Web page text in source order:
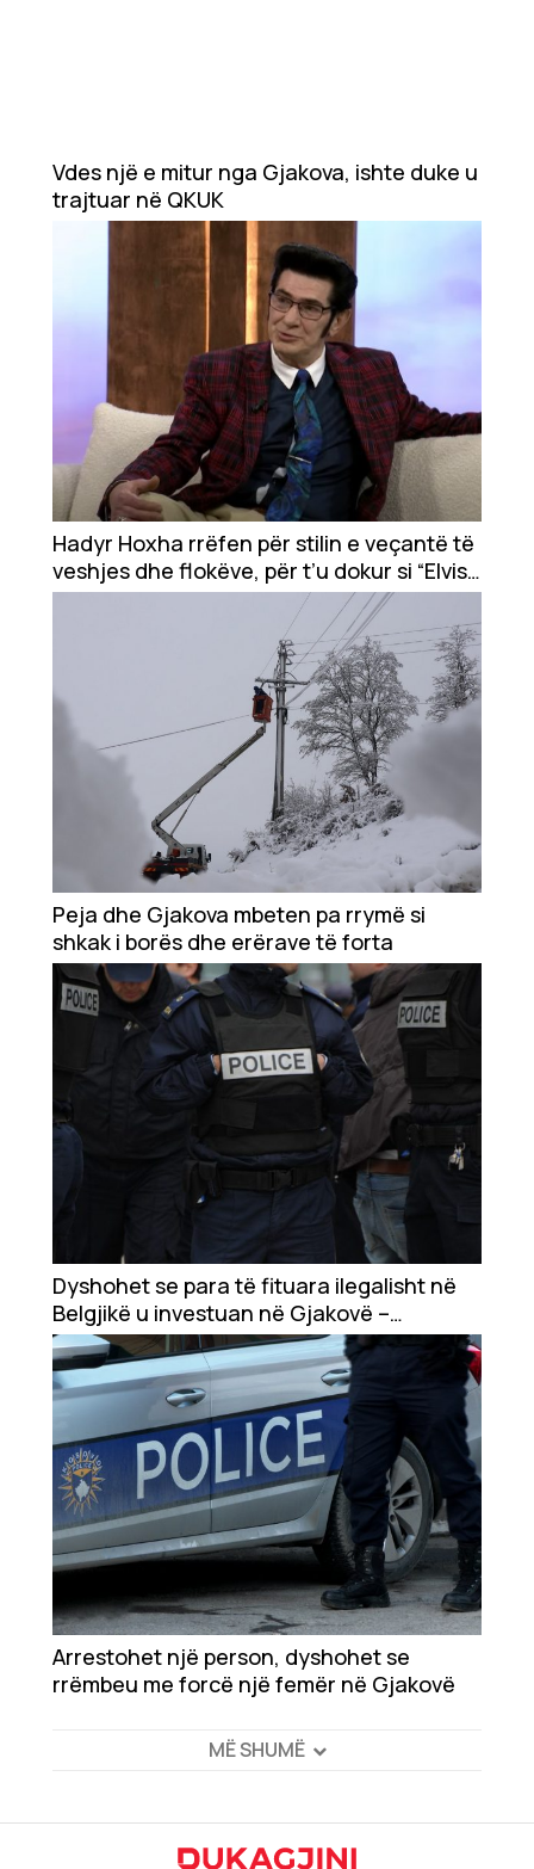
Vdes një e mitur nga Gjakova, ishte duke u
trajtuar në QKUK
Hadyr Hoxha rrëfen për stilin e veçantë të
veshjes dhe flokëve, për t’u dokur si “Elvis
Presley”
Peja dhe Gjakova mbeten pa rrymë si
shkak i borës dhe erërave të forta
Dyshohet se para të fituara ilegalisht në
Belgjikë u investuan në Gjakovë –
Autoritetet belge zbarkojnë në Kosovë
Arrestohet një person, dyshohet se
rrëmbeu me forcë një femër në Gjakovë
MË SHUMË